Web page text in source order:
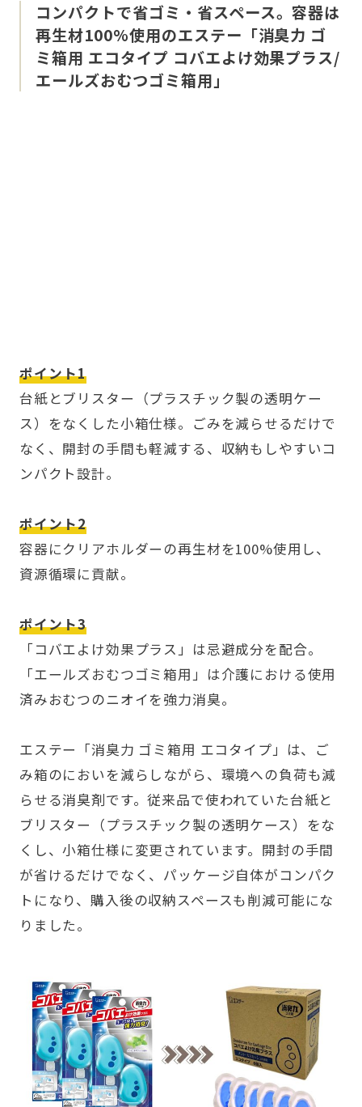
コンパクトで省ゴミ・省スペース。容器は
再生材100%使用のエステー「消臭力 ゴ
ミ箱用 エコタイプ コバエよけ効果プラス/
エールズおむつゴミ箱用」
ポイント1
台紙とブリスター（プラスチック製の透明ケー
ス）をなくした小箱仕様。ごみを減らせるだけで
なく、開封の手間も軽減する、収納もしやすいコ
ンパクト設計。
ポイント2
容器にクリアホルダーの再生材を100%使用し、
資源循環に貢献。
ポイント3
「コバエよけ効果プラス」は忌避成分を配合。
「エールズおむつゴミ箱用」は介護における使用
済みおむつのニオイを強力消臭。
エステー「消臭力 ゴミ箱用 エコタイプ」は、ご
み箱のにおいを減らしながら、環境への負荷も減
らせる消臭剤です。従来品で使われていた台紙と
ブリスター（プラスチック製の透明ケース）をな
くし、小箱仕様に変更されています。開封の手間
が省けるだけでなく、パッケージ自体がコンパク
トになり、購入後の収納スペースも削減可能にな
りました。